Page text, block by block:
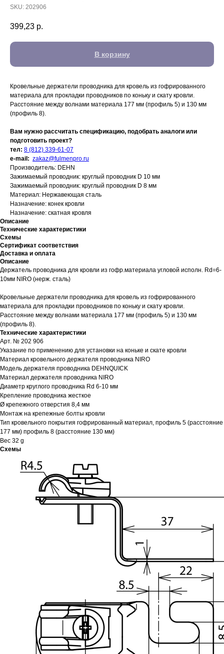
SKU: 202906
399,23 р.
В корзину
Кровельные держатели проводника для кровель из гофрированного
материала для прокладки проводников по коньку и скату кровли.
Расстояние между волнами материала 177 мм (профиль 5) и 130 мм
(профиль 8).
Вам нужно рассчитать спецификацию, подобрать аналоги или
подготовить проект?
тел: 8 (812) 339-61-07
e-mail: zakaz@fulmenpro.ru
Производитель: DEHN
Зажимаемый проводник: круглый проводник D 10 мм
Зажимаемый проводник: круглый проводник D 8 мм
Материал: Нержавеющая сталь
Назначение: конек кровли
Назначение: скатная кровля
Описание
Технические характеристики
Схемы
Сертификат соответствия
Доставка и оплата
Описание
Держатель проводника для кровли из гофр.материала угловой исполн. Rd=6-
10мм NIRO (нерж. сталь)
Кровельные держатели проводника для кровель из гофрированного
материала для прокладки проводников по коньку и скату кровли.
Расстояние между волнами материала 177 мм (профиль 5) и 130 мм
(профиль 8).
Технические характеристики
Арт. № 202 906
Указание по применению для установки на коньке и скате кровли
Материал кровельного держателя проводника NIRO
Модель держателя проводника DEHNQUICK
Материал держателя проводника NIRO
Диаметр круглого проводника Rd 6-10 мм
Крепление проводника жесткое
Ø крепежного отверстия 8,4 мм
Монтаж на крепежные болты кровли
Тип кровельного покрытия гофрированный материал, профиль 5 (расстояние
177 мм) профиль 8 (расстояние 130 мм)
Вес 32 g
Схемы